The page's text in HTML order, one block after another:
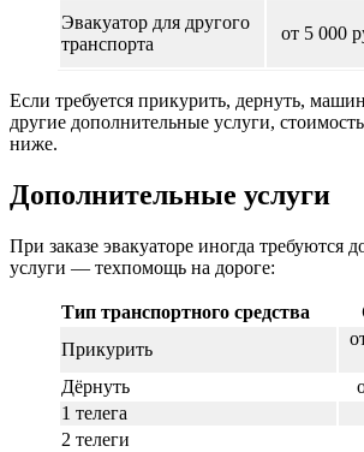
Эвакуатор для другого
транспорта
от 5 000
Если требуется прикурить, дернуть,
другие дополнительные услуги,
ниже.
Дополнительные услуги
При заказе эвакуаторе иногда требуются
услуги — техпомощь на дороге:
Тип транспортного средства
Прикурить
Дёрнуть
1 телега
2 телеги